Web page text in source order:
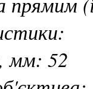
мм: 52